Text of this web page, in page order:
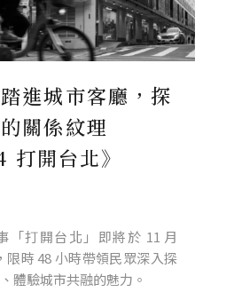
進城市客廳，探
關係紋理
開台北》
「打開台北」即將於 11 月
限時 48 小時帶領民眾深入探
體驗城市共融的魅力。